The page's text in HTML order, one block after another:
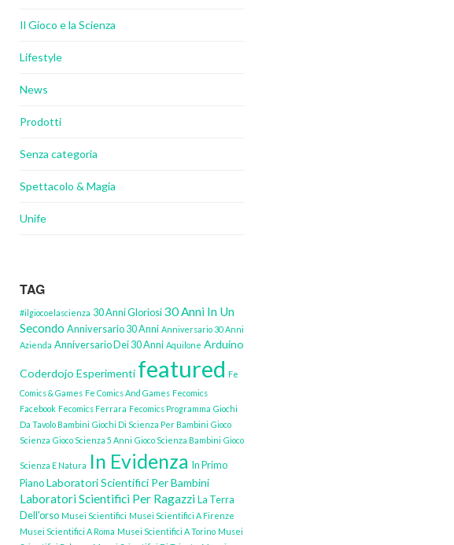
Il Gioco e la Scienza
Lifestyle
News
Prodotti
Senza categoria
Spettacolo & Magia
Unife
TAG
#ilgiocoelascienza 30 Anni Gloriosi30 Anni In Un
Secondo Anniversario 30 Anni Anniversario 30 Anni
Azienda Anniversario Dei 30 Anni Aquilone Arduino
Coderdojo Esperimenti featured Fe
Comics & Games Fe Comics And Games Fecomics
Facebook Fecomics Ferrara Fecomics Programma Giochi
Da Tavolo Bambini Giochi Di Scienza Per Bambini Gioco
Scienza Gioco Scienza 5 Anni Gioco Scienza Bambini Gioco
Scienza E Natura In Evidenza In Primo
PianoLaboratori Scientifici Per Bambini
Laboratori Scientifici Per RagazziLa Terra
Dell'orso Musei Scientifici Musei Scientifici A Firenze
Musei Scientifici A Roma Musei Scientifici A Torino Musei